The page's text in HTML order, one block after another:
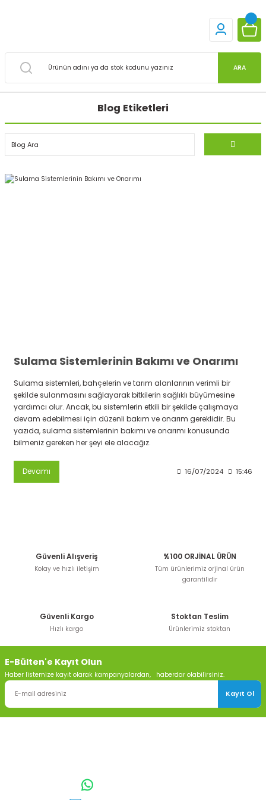
ARA
Blog Etiketleri
Sulama Sistemlerinin Bakımı ve Onarımı
Sulama sistemleri, bahçelerin ve tarım alanlarının verimli bir
şekilde sulanmasını sağlayarak bitkilerin sağlıklı büyümesine
yardımcı olur. Ancak, bu sistemlerin etkili bir şekilde çalışmaya
devam edebilmesi için düzenli bakım ve onarım gereklidir. Bu
yazıda, sulama sistemlerinin bakımı ve onarımı konusunda
bilmeniz gereken her şeyi ele alacağız.
Devamı 16/07/2024 15:46
Güvenli Alışveriş
Kolay ve hızlı iletişim
%100 ORJİNAL ÜRÜN
Tüm ürünlerimiz orjinal ürün
garantilidir
Güvenli Kargo
Hızlı kargo
Stoktan Teslim
Ürünlerimiz stoktan
E-Bülten'e Kayıt Olun
Haber listemize kayıt olarak kampanyalardan, haberdar olabilirsiniz.
Kayıt Ol